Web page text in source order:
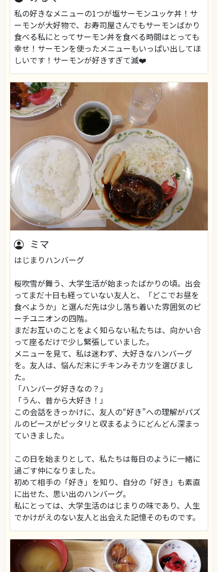
私の好きなメニューの1つが塩サーモンユッケ丼！サ
ーモンが大好物で、お寿司屋さんでもサーモンばかり
食べる私にとってサーモン丼を食べる時間はとっても
幸せ！サーモンを使ったメニューもいっぱい出してほ
しいです！サーモンが好きすぎて滅❤️
ミマ
はじまりハンバーグ
桜吹雪が舞う、大学生活が始まったばかりの頃。出会
ってまだ十日も経っていない友人と、「どこでお昼を
食べようか」と選んだ先は少し落ち着いた雰囲気のピ
ーチユニオンの四階。
まだお互いのことをよく知らない私たちは、向かい合
って座るだけで少し緊張していました。
メニューを見て、私は迷わず、大好きなハンバーグ
を。友人は、悩んだ末にチキンみそカツを選びまし
た。
「ハンバーグ好きなの？」
「うん、昔から大好き！」
この会話をきっかけに、友人の“好き”への理解がパズ
ルのピースがピッタリと収まるようにどんどん深まっ
ていきました。
この日を始まりとして、私たちは毎日のように一緒に
過ごす仲になりました。
初めて相手の「好き」を知り、自分の「好き」も素直
に出せた、思い出のハンバーグ。
私にとっては、大学生活のはじまりの味であり、人生
でかけがえのない友人と出会えた記憶そのものです。